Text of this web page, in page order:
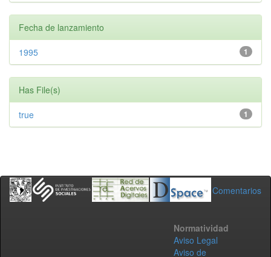
Fecha de lanzamiento
1
1995
Has File(s)
1
true
Comentarios
Normatividad
Aviso Legal
Aviso de